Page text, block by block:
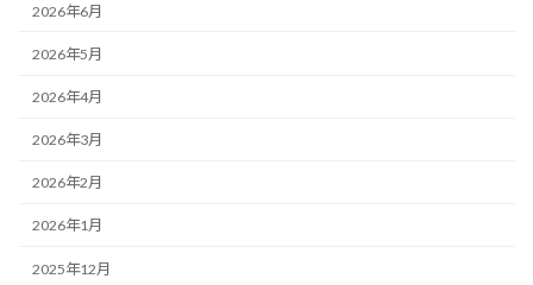
2026年6月
2026年5月
2026年4月
2026年3月
2026年2月
2026年1月
2025年12月